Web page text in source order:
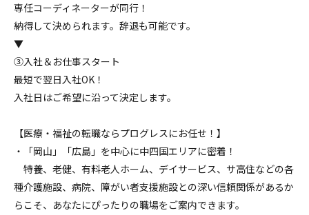
専任コーディネーターが同行！
納得して決められます。辞退も可能です。
▼
③入社＆お仕事スタート
最短で翌日入社OK！
入社日はご希望に沿って決定します。
【医療・福祉の転職ならプログレスにお任せ！】
・「岡山」「広島」を中心に中四国エリアに密着！
特養、老健、有料老人ホーム、デイサービス、サ高住などの各
種介護施設、病院、障がい者支援施設との深い信頼関係があるか
らこそ、あなたにぴったりの職場をご案内できます。